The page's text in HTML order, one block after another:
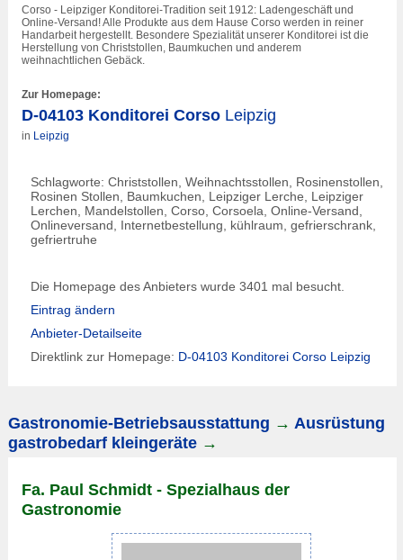
Corso - Leipziger Konditorei-Tradition seit 1912: Ladengeschäft und
Online-Versand! Alle Produkte aus dem Hause Corso werden in reiner
Handarbeit hergestellt. Besondere Spezialität unserer Konditorei ist die
Herstellung von Christstollen, Baumkuchen und anderem
weihnachtlichen Gebäck.
Zur Homepage:
D-04103 Konditorei Corso Leipzig
in Leipzig
Schlagworte: Christstollen, Weihnachtsstollen, Rosinenstollen,
Rosinen Stollen, Baumkuchen, Leipziger Lerche, Leipziger
Lerchen, Mandelstollen, Corso, Corsoela, Online-Versand,
Onlineversand, Internetbestellung, kühlraum, gefrierschrank,
gefriertruhe
Die Homepage des Anbieters wurde 3401 mal besucht.
Eintrag ändern
Anbieter-Detailseite
Direktlink zur Homepage: D-04103 Konditorei Corso Leipzig
Gastronomie-Betriebsausstattung → Ausrüstung
gastrobedarf kleingeräte →
Fa. Paul Schmidt - Spezialhaus der
Gastronomie